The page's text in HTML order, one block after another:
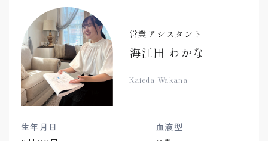
営業アシスタント
海江田 わかな
Kaieda Wakana
生年月日 血液型